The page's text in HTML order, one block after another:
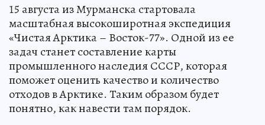
15 августа из Мурманска стартовала
масштабная высокоширотная экспедиция
«Чистая Арктика – Восток-77». Одной из ее
задач станет составление карты
промышленного наследия СССР, которая
поможет оценить качество и количество
отходов в Арктике. Таким образом будет
понятно, как навести там порядок.